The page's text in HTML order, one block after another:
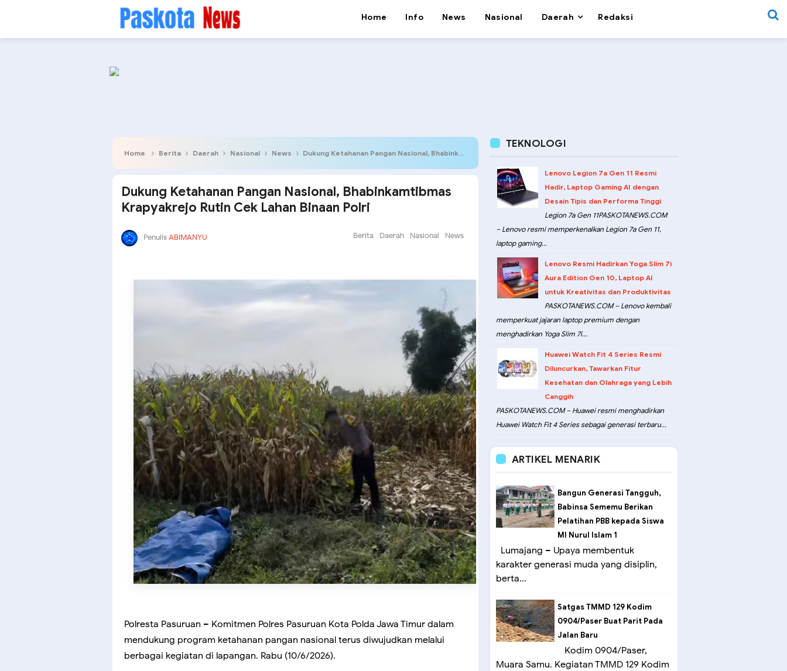
Home Info News Nasional Daerah Redaksi
Home Berita Daerah Nasional News Dukung Ketahanan Pangan Nasional, Bhabinkamtibmas Krapyakrejo Rutin Cek Lahan Binaan Polri
Dukung Ketahanan Pangan Nasional, Bhabinkamtibmas
Krapyakrejo Rutin Cek Lahan Binaan Polri
PenulisABIMANYU Berita Daerah Nasional News
Polresta Pasuruan – Komitmen Polres Pasuruan Kota Polda Jawa Timur dalam
mendukung program ketahanan pangan nasional terus diwujudkan melalui
berbagai kegiatan di lapangan. Rabu (10/6/2026).
TEKNOLOGI
Lenovo Legion 7a Gen 11 Resmi
Hadir, Laptop Gaming AI dengan
Desain Tipis dan Performa Tinggi
Legion 7a Gen 11PASKOTANEWS.COM
– Lenovo resmi memperkenalkan Legion 7a Gen 11,
laptop gaming...
Lenovo Resmi Hadirkan Yoga Slim 7i
Aura Edition Gen 10, Laptop AI
untuk Kreativitas dan Produktivitas
PASKOTANEWS.COM – Lenovo kembali
memperkuat jajaran laptop premium dengan
menghadirkan Yoga Slim 7i...
Huawei Watch Fit 4 Series Resmi
Diluncurkan, Tawarkan Fitur
Kesehatan dan Olahraga yang Lebih
Canggih
PASKOTANEWS.COM – Huawei resmi menghadirkan
Huawei Watch Fit 4 Series sebagai generasi terbaru...
ARTIKEL MENARIK
Bangun Generasi Tangguh,
Babinsa Sememu Berikan
Pelatihan PBB kepada Siswa
MI Nurul Islam 1
Lumajang – Upaya membentuk
karakter generasi muda yang disiplin,
berta...
Satgas TMMD 129 Kodim
0904/Paser Buat Parit Pada
Jalan Baru
Kodim 0904/Paser,
Muara Samu. Kegiatan TMMD 129 Kodim